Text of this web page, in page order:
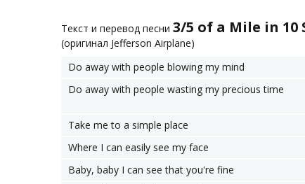
Текст и перевод песни 3/5 of a Mile in 10
(оригинал Jefferson Airplane)
Do away with people blowing my mind
Do away with people wasting my precious time
Take me to a simple place
Where I can easily see my face
Baby, baby I can see that you're fine